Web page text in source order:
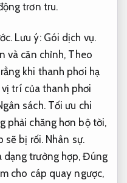
trơn tru.
Lưu ý: Gói dịch vụ.
và căn chỉnh, Theo
khi thanh phơi hạ
trí của thanh phơi
sách. Tối ưu chi
phải chăng hơn bộ tời,
sẽ bị rối. Nhân sự.
dạng trường hợp,Đúng
cho cáp quay ngược,